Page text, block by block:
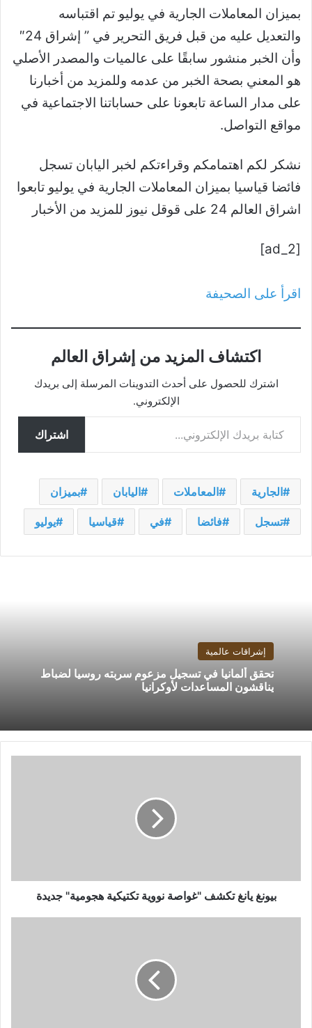
بميزان المعاملات الجارية في يوليو تم اقتباسه
والتعديل عليه من قبل فريق التحرير في ” إشراق 24″
وأن الخبر منشور سابقًا على عالميات والمصدر الأصلي
هو المعني بصحة الخبر من عدمه وللمزيد من أخبارنا
على مدار الساعة تابعونا على حساباتنا الاجتماعية في
مواقع التواصل.
نشكر لكم اهتمامكم وقراءتكم لخبر اليابان تسجل
فائضا قياسيا بميزان المعاملات الجارية في يوليو تابعوا
اشراق العالم 24 على قوقل نيوز للمزيد من الأخبار
[ad_2]
اقرأ على الصحيفة
اكتشاف المزيد من إشراق العالم
اشترك للحصول على أحدث التدوينات المرسلة إلى بريدك
الإلكتروني.
كتابة بريدك الإلكتروني...
اشتراك
الجارية المعاملات اليابان بميزان
تسجل فائضا في قياسيا يوليو
إشراقات عالمية
تحقق ألمانيا في تسجيل مزعوم سربته روسيا لضباط
يناقشون المساعدات لأوكرانيا
بيونغ يانغ تكشف "غواصة نووية تكتيكية هجومية" جديدة